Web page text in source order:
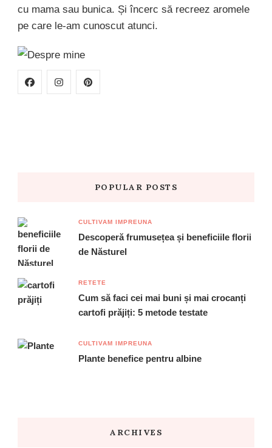
cu mama sau bunica. Și încerc să recreez aromele
pe care le-am cunoscut atunci.
POPULAR POSTS
CULTIVAM IMPREUNA
Descoperă frumusețea și beneficiile florii
de Năsturel
RETETE
Cum să faci cei mai buni și mai crocanți
cartofi prăjiți: 5 metode testate
CULTIVAM IMPREUNA
Plante benefice pentru albine
ARCHIVES